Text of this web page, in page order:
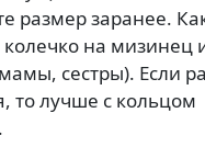
размер заранее.
на мизинец
сестры). Если
то лучше с кольцом